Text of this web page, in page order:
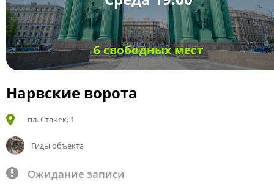
6 свободных мест
Нарвские ворота
пл. Стачек, 1
Гиды объекта
Ожидание записи